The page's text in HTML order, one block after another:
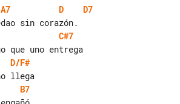
A7 D
D7
C#7
D/F#
B7